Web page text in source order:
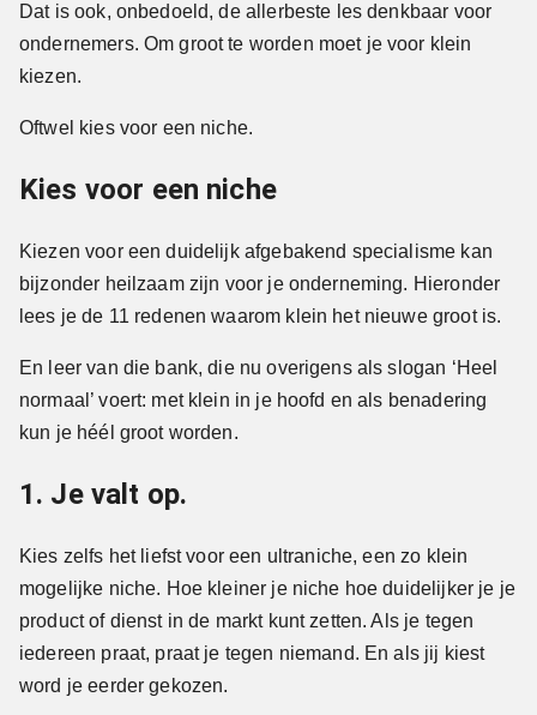
Dat is ook, onbedoeld, de allerbeste les denkbaar voor
ondernemers. Om groot te worden moet je voor klein
kiezen.
Oftwel kies voor een niche.
Kies voor een niche
Kiezen voor een duidelijk afgebakend specialisme kan
bijzonder heilzaam zijn voor je onderneming. Hieronder
lees je de 11 redenen waarom klein het nieuwe groot is.
En leer van die bank, die nu overigens als slogan ‘Heel
normaal’ voert: met klein in je hoofd en als benadering
kun je héél groot worden.
1. Je valt op.
Kies zelfs het liefst voor een ultraniche, een zo klein
mogelijke niche. Hoe kleiner je niche hoe duidelijker je je
product of dienst in de markt kunt zetten. Als je tegen
iedereen praat, praat je tegen niemand. En als jij kiest
word je eerder gekozen.